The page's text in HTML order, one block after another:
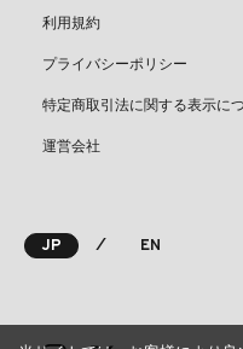
利用規約
プライバシーポリシー
特定商取引法に関する表示に
運営会社
JP ⁄ EN